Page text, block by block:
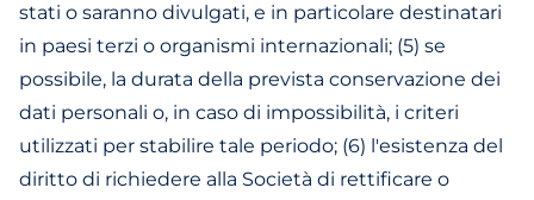
stati o saranno divulgati, e in particolare destinatari
in paesi terzi o organismi internazionali; (5) se
possibile, la durata della prevista conservazione dei
dati personali o, in caso di impossibilità, i criteri
utilizzati per stabilire tale periodo; (6) l'esistenza del
diritto di richiedere alla Società di rettificare o